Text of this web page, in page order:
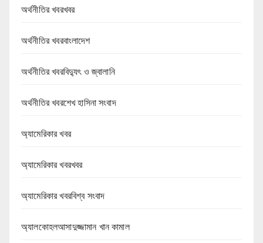
অর্থনীতির খবরখবর
অর্থনীতির খবরবাংলাদেশ
অর্থনীতির খবরবিদ্যুৎ ও জ্বালানি
অর্থনীতির খবরশেখ হাসিনা সংবাদ
অ্যামেরিকার খবর
অ্যামেরিকার খবরখবর
অ্যামেরিকার খবরবিশ্ব সংবাদ
অ্যালকোহলআসাদুজ্জামান খান কামাল